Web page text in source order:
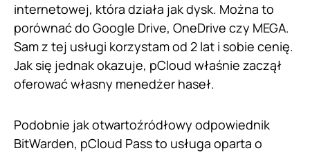
internetowej, która działa jak dysk. Można to
porównać do Google Drive, OneDrive czy MEGA.
Sam z tej usługi korzystam od 2 lat i sobie cenię.
Jak się jednak okazuje, pCloud właśnie zaczął
oferować własny menedżer haseł.
Podobnie jak otwartoźródłowy odpowiednik
BitWarden, pCloud Pass to usługa oparta o